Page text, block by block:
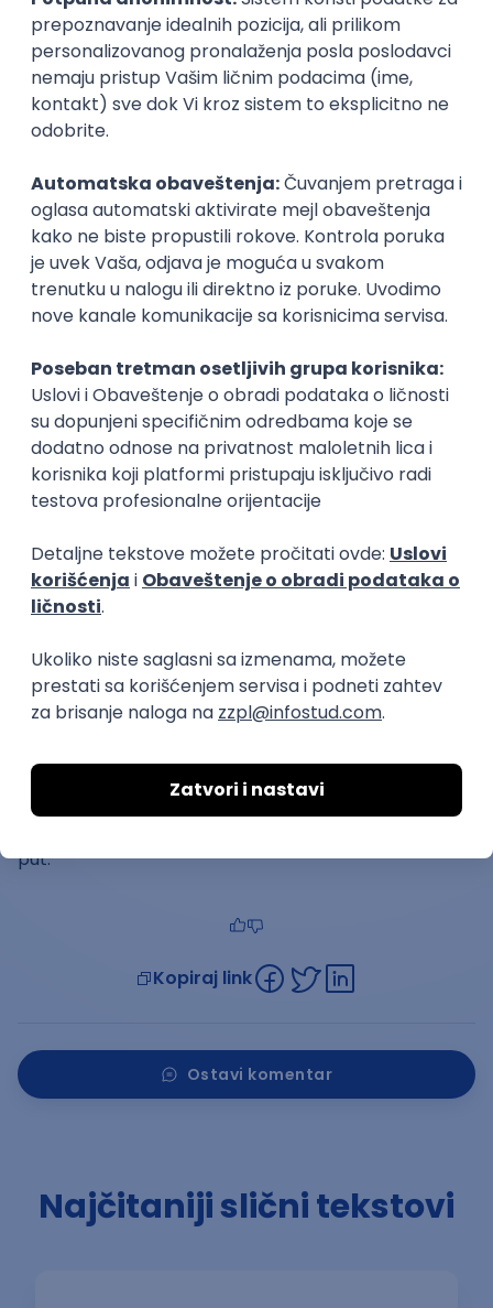
predugačka, i da se ne dogodi da se oko bilo koje
stavke generiše sumnja. Ukoliko pozicija koja je bila
prvo navedena ne podrazumevala širi opseg posla
od onog koji se uobičajeno podrazumeva, a
konkurišete za slično radno mesto, logično je
nema potrebe da to posebno ističete, nego detalje
treba da sačuvate za usmeni razgovor. Na primer,
ako ste radili u administraciji i obavljali
knjigovodstvene poslove, nema potrebe da
nabrajate koji su sve to poslovi u pitanju, vaš
poslodavac ih dovoljno dobro poznaje. Ukoliko ste
dosta novca te je i vaš razvoj kompetencija išao
inovativnim i netipičnim putem sa proširenjem
zaduženja i odgovornosti, budite spremni da ga
objasnite kada dođete do intervjua.
U svoju biografijuuključite sve ono što može da
prednosti nad kvalifikacijama drugih kandidata.
Šminkanje ne podrazumeva isticanje svih onih sitnica
koje dokazuju da znate i volite posao za koji ste
objasnite sve ono što ne može da stoji u CV-ju ili da,
eventualno, objasnite svoje nedostatke.
Nije loše imati u vidu da oni koji ove savete pišu ne
cvetale ruže, a možda nije loše znati i to da su takođe
imali ista iskušenja. I, na sreću, menjali su
put.
Kopiraj link
Ostavi komentar
Najčitaniji slični tekstovi